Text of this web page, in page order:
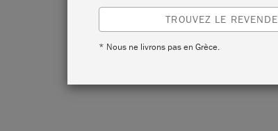
TROUVEZ LE
* Nous ne livrons pas en Grèce.